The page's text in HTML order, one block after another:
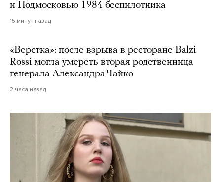
и Подмосковью 1984 беспилотника
15 минут назад
«Верстка»: после взрыва в ресторане Balzi
Rossi могла умереть вторая родственница
генерала Александра Чайко
2 часа назад